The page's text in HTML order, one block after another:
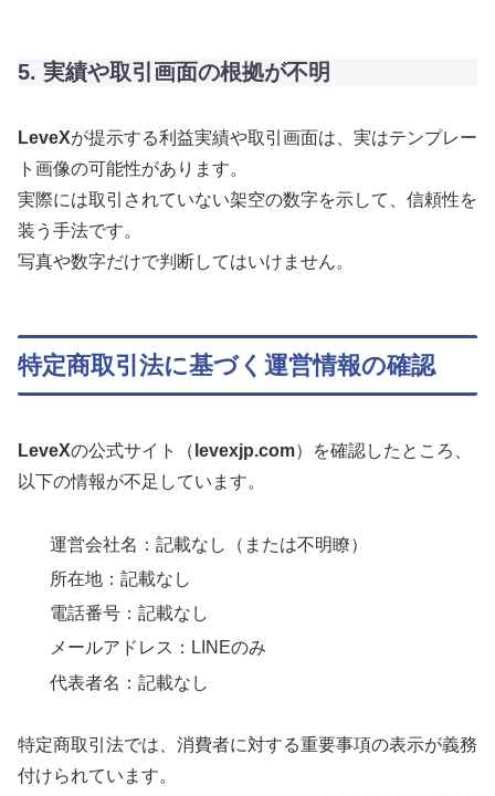
5. 実績や取引画面の根拠が不明
LeveXが提示する利益実績や取引画面は、実はテンプレー
ト画像の可能性があります。
実際には取引されていない架空の数字を示して、信頼性を
装う手法です。
写真や数字だけで判断してはいけません。
特定商取引法に基づく運営情報の確認
LeveXの公式サイト（ levexjp.com）を確認したところ、
以下の情報が不足しています。
運営会社名：記載なし（または不明瞭）
所在地：記載なし
電話番号：記載なし
メールアドレス：LINEのみ
代表者名：記載なし
特定商取引法では、消費者に対する重要事項の表示が義務
付けられています。